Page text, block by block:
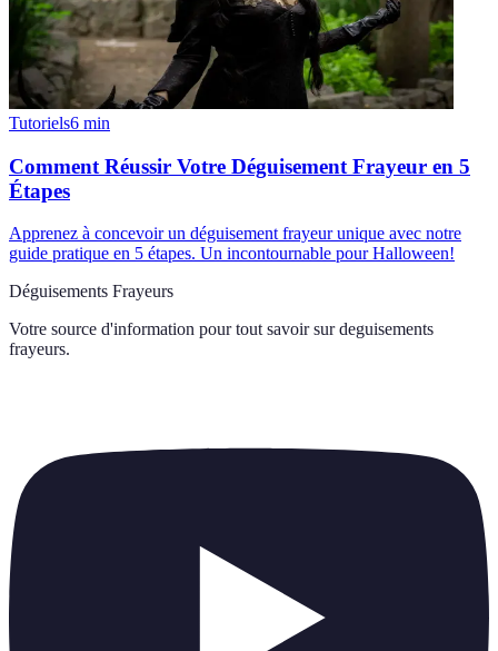
Tutoriels6 min
Comment Réussir Votre Déguisement Frayeur en 5
Étapes
Apprenez à concevoir un déguisement frayeur unique avec notre
guide pratique en 5 étapes. Un incontournable pour Halloween!
Déguisements Frayeurs
Votre source d'information pour tout savoir sur deguisements
frayeurs.